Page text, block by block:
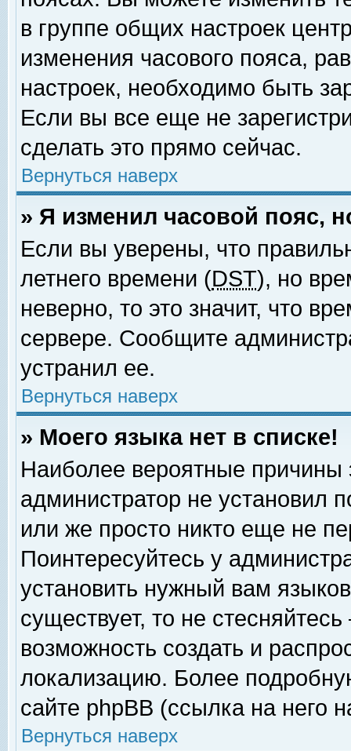
в группе общих настроек
изменения часового пояса,
настроек, необходимо быть
Если вы все еще не
сделать это прямо сейчас.
Вернуться наверх
» Я изменил часовой пояс,
Если вы уверены, что
летнего времени (DST), но
неверно, то это значит, что
сервере. Сообщите
устранил ее.
Вернуться наверх
» Моего языка нет в списке!
Наиболее вероятные причины
администратор не установил
или же просто никто еще не
Поинтересуйтесь у
установить нужный вам
существует, то не
возможность создать и
локализацию. Более
сайте phpBB (ссылка на него
Вернуться наверх